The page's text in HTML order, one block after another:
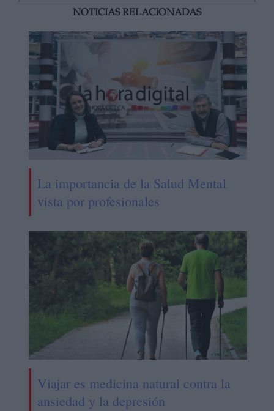
NOTICIAS RELACIONADAS
La importancia de la Salud Mental
vista por profesionales
Viajar es medicina natural contra la
ansiedad y la depresión